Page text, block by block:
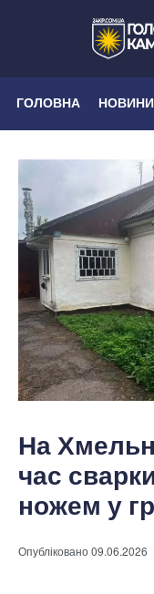
ГОЛОВНА
На
час
ножем у
Опубліковано09.06.2026